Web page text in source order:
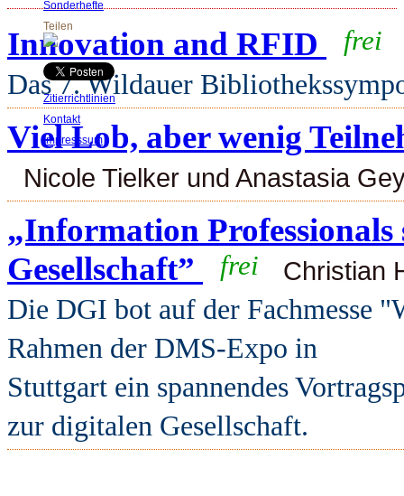
Sonderhefte
Teilen
Zitierrichtlinien
Kontakt
Impresssum
Innovation and RFID frei
Das 7. Wildauer
Viel Lob, aber wenig
Nicole Tielker und Anastasia
„Information Professionals
Gesellschaft”
frei Christian
Die DGI bot auf der Fachmesse
Rahmen der DMS-Expo in
Stuttgart ein spannendes
zur digitalen Gesellschaft.